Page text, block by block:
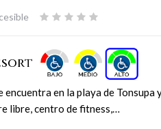
en la playa de Tonsupa
libre, centro de fitness,…